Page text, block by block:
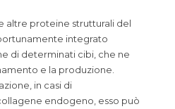
altre proteine strutturali del
integrato
di determinati cibi, che ne
e la produzione.
in casi di
endogeno, esso può